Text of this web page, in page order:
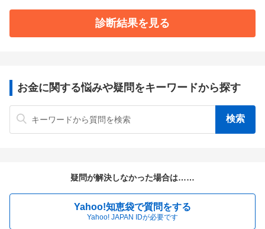
診断結果を見る
お金に関する悩みや疑問をキーワードから探す
疑問が解決しなかった場合は……
Yahoo!知恵袋で質問をする
Yahoo! JAPAN IDが必要です